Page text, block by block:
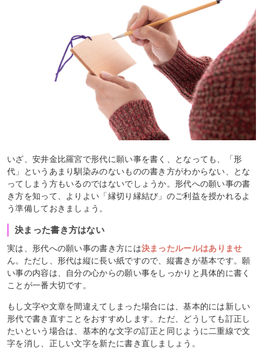
いざ、安井金比羅宮で形代に願い事を書く、となっても、「形
代」というあまり馴染みのないものの書き方がわからない、とな
ってしまう方もいるのではないでしょうか。形代への願い事の書
き方を知って、よりよい「縁切り縁結び」のご利益を授かれるよ
う準備しておきましょう。
決まった書き方はない
実は、形代への願い事の書き方には決まったルールはありませ
ん。ただし、形代は縦に長い紙ですので、縦書きが基本です。願
い事の内容は、自分の心からの願い事をしっかりと具体的に書く
ことが一番大切です。
もし文字や文章を間違えてしまった場合には、基本的には新しい
形代で書き直すことをおすすめします。ただ、どうしても訂正し
たいという場合は、基本的な文字の訂正と同じように二重線で文
字を消し、正しい文字を新たに書き直しましょう。